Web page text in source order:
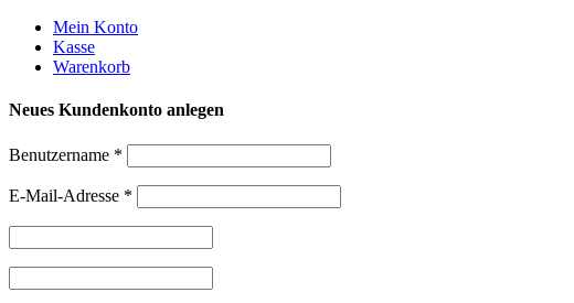
Weiter
zum
Inhalt
Mein Konto
Kasse
Warenkorb
Neues Kundenkonto anlegen
Benutzername *
E-Mail-Adresse *